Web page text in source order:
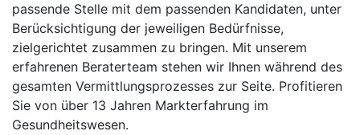
passende Stelle mit dem passenden Kandidaten, unter
Berücksichtigung der jeweiligen Bedürfnisse,
zielgerichtet zusammen zu bringen. Mit unserem
erfahrenen Beraterteam stehen wir Ihnen während des
gesamten Vermittlungsprozesses zur Seite. Profitieren
Sie von über 13 Jahren Markterfahrung im
Gesundheitswesen.